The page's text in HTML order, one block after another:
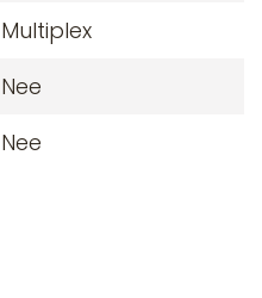
Multiplex
Nee
Nee